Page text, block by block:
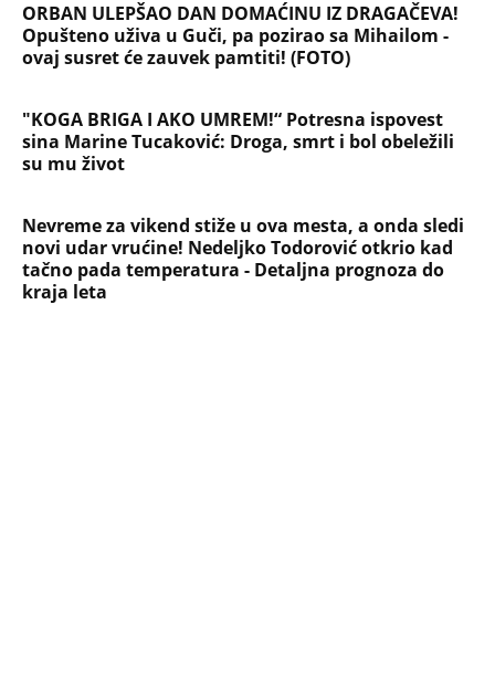
ORBAN ULEPŠAO DAN DOMAĆINU IZ DRAGAČEVA!
Opušteno uživa u Guči, pa pozirao sa Mihailom -
ovaj susret će zauvek pamtiti! (FOTO)
"KOGA BRIGA I AKO UMREM!“ Potresna ispovest
sina Marine Tucaković: Droga, smrt i bol obeležili
su mu život
Nevreme za vikend stiže u ova mesta, a onda sledi
novi udar vrućine! Nedeljko Todorović otkrio kad
tačno pada temperatura - Detaljna prognoza do
kraja leta